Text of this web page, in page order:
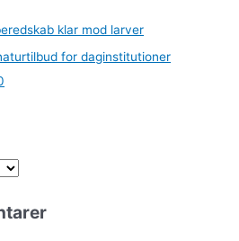
klar mod larver
for daginstitutioner